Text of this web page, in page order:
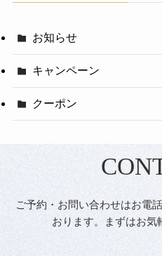
お知らせ
キャンペーン
クーポン
ご予約・お問い合わせはお電
おります。まずはお気